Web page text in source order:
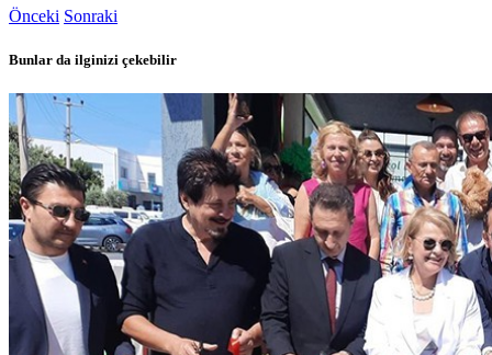
Önceki Sonraki
Bunlar da ilginizi çekebilir